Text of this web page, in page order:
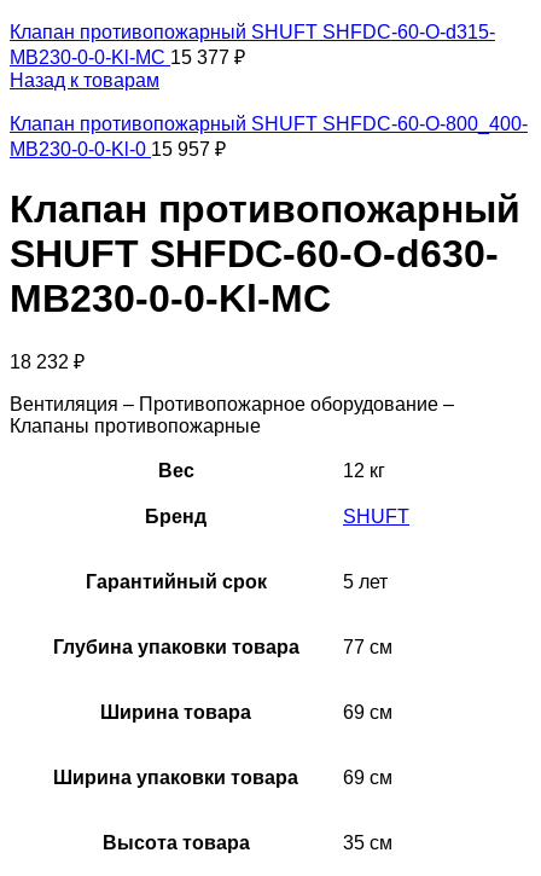
Клапан противопожарный SHUFT SHFDC-60-O-d315-
MB230-0-0-Kl-МС 15 377 ₽
Назад к товарам
Клапан противопожарный SHUFT SHFDC-60-O-800_400-
MB230-0-0-Kl-0 15 957 ₽
Клапан противопожарный
SHUFT SHFDC-60-O-d630-
MB230-0-0-Kl-МС
18 232 ₽
Вентиляция – Противопожарное оборудование –
Клапаны противопожарные
Вес 12 кг
Бренд SHUFT
Гарантийный срок 5 лет
Глубина упаковки товара 77 см
Ширина товара 69 см
Ширина упаковки товара 69 см
Высота товара 35 см